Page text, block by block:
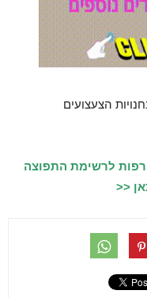
ובחנויות הצעצועים
לרשימת התפוצה
<<